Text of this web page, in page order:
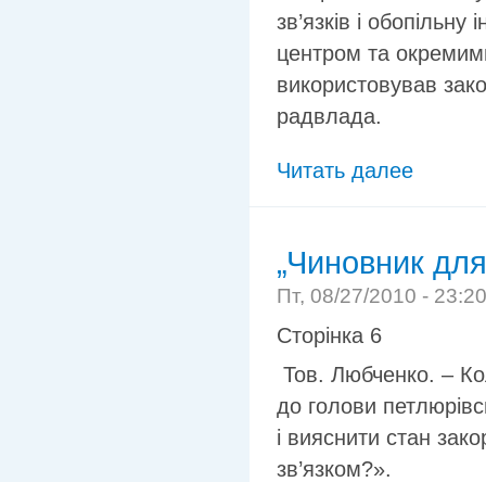
зв’язків і
центром та
використовував
радвлада.
Читать далее
„Чиновник
Пт, 08/27/2010 -
Сторінка 6
Тов. Любченко. –
до голови
і вияснити стан
зв’язком?».